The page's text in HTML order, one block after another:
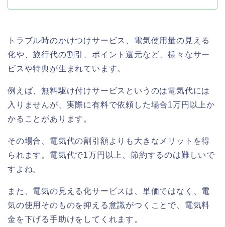
トラブル時のかけつけサービス、電気使用量の見える
化や、旅行代の割引、ポイント還元など、様々なサー
ビスや特典が生まれています。
例えば、無料駆け付けサービスというのは電気代には
入りませんが、実際に有料で依頼した場合1万円以上か
かることがあります。
その場合、電気代の割引額よりも大きなメリットを得
られます。電気代で1万円以上、節約するのは難しいで
すよね。
また、電気の見える化サービスは、単価ではなく、電
気の使用そのものを抑える意識がつくことで、電気料
金を下げる手助けをしてくれます。